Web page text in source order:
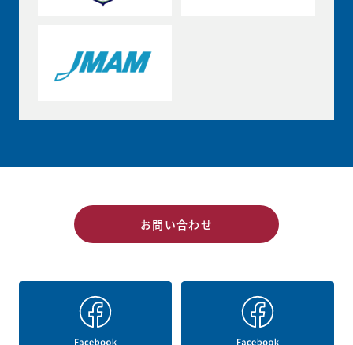
お問い合わせ